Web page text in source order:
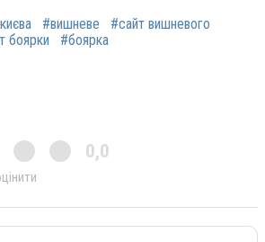
#вишневе
#сайт вишневого
боярки #боярка
0,0